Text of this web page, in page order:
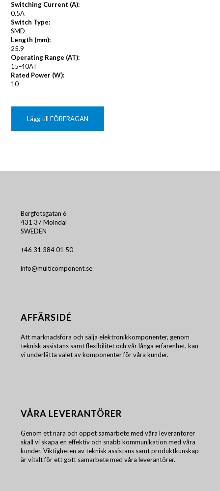
Switching Current (A):
0.5A
Switch Type:
SMD
Length (mm):
25.9
Operating Range (AT):
15-40AT
Rated Power (W):
10
Lägg till FÖRFRÅGAN
Bergfotsgatan 6
431 37 Mölndal
SWEDEN
+46 31 384 01 50
info@multicomponent.se
AFFÄRSIDÉ
Att marknadsföra och sälja elektronikkomponenter, genom
teknisk assistans samt flexibilitet och vår långa erfarenhet, kan
vi underlätta valet av komponenter för våra kunder.
VÅRA LEVERANTÖRER
Genom ett nära och öppet samarbete med våra leverantörer
skall vi skapa en effektiv och snabb kommunikation med våra
kunder. Viktigheten av teknisk assistans samt produktkunskap
är vitalt för ett gott samarbete med våra leverantörer.